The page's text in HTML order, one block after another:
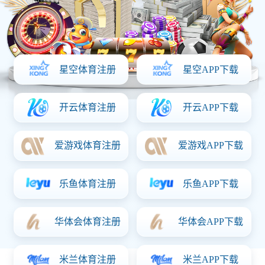
手机App 网页版
羽联排名算法再引众怒：李诗沣积
分解读遭质疑，或影响奥运种子位
2026-06-08 15:01 70 次阅读
首页 / 体育热点
世界羽联最新一期排名公布后，围绕中国男单选手李